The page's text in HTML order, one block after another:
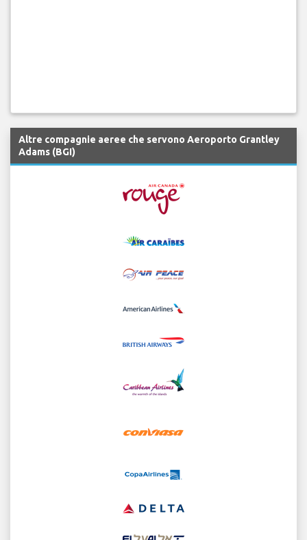
Altre compagnie aeree che servono Aeroporto Grantley
Adams (BGI)